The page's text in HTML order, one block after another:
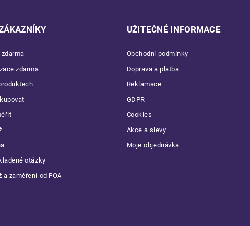
zdarma
otázky
a zaměření od FOA
UŽITEČNÉ INFORMACE
Obchodní podmínky
Doprava a platba
Reklamace
GDPR
Cookies
Akce a slevy
Moje objednávka